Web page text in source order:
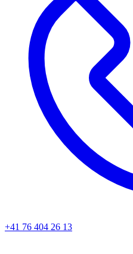
+41 76 404 26 13